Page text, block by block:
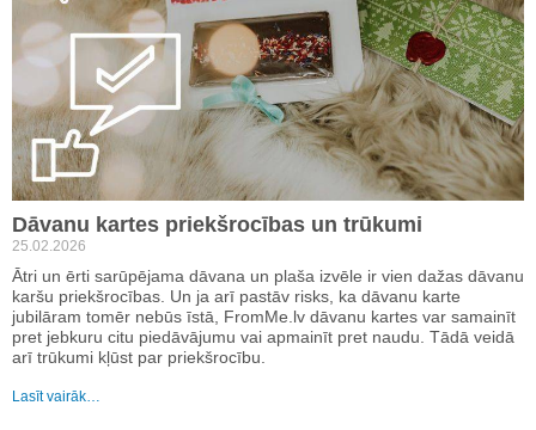
Dāvanu kartes priekšrocības un trūkumi
25.02.2026
Ātri un ērti sarūpējama dāvana un plaša izvēle ir vien dažas dāvanu
karšu priekšrocības. Un ja arī pastāv risks, ka dāvanu karte
jubilāram tomēr nebūs īstā, FromMe.lv dāvanu kartes var samainīt
pret jebkuru citu piedāvājumu vai apmainīt pret naudu. Tādā veidā
arī trūkumi kļūst par priekšrocību.
Lasīt vairāk…